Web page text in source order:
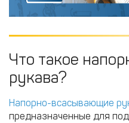
Что такое
рукава?
Напорно-всасывающие
предназначенные для